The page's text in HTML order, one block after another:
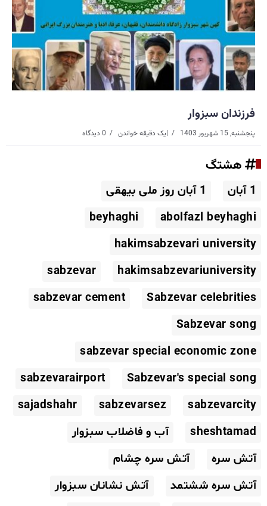
فرزندان سبزوار
پنجشنبه, 15 شهریور 1403 |یک دقیقه خواندن 0 دیدگاه
هشتگ
1 آبان
1 آبان روز ملی بیهقی
abolfazl beyhaghi
beyhaghi
hakimsabzevari university
hakimsabzevariuniversity
sabzevar
Sabzevar celebrities
sabzevar cement
Sabzevar song
sabzevar special economic zone
Sabzevar's special song
sabzevarairport
sabzevarcity
sabzevarsez
sajadshahr
sheshtamad
آب و فاضلاب سبزوار
آتش سره
آتش سره چشام
آتش سره ششتمد
آتش نشانان سبزوار